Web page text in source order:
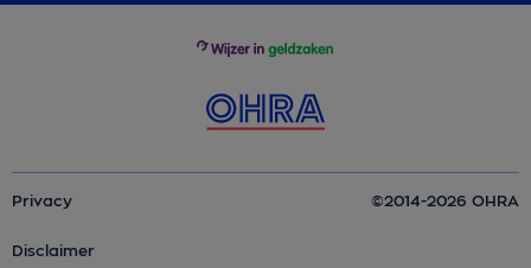
Privacy
Disclaimer
©2014-2026 OHRA